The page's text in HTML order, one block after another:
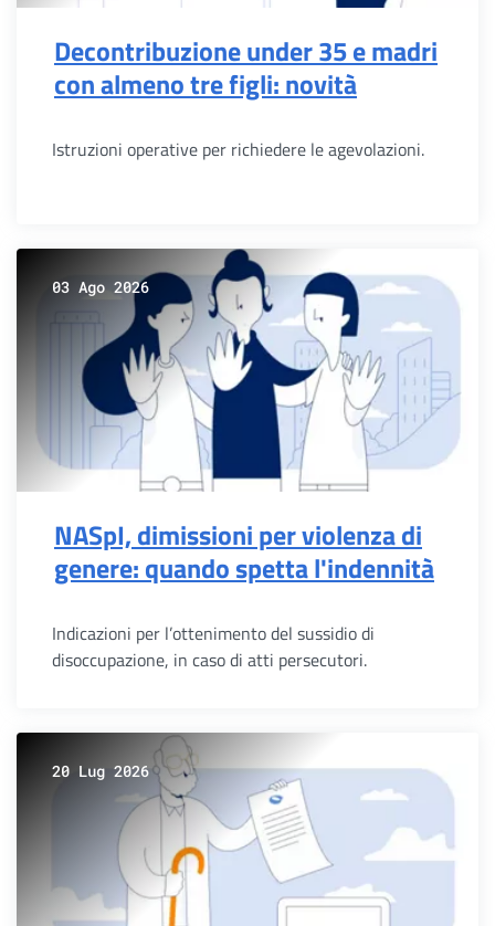
Decontribuzione under 35 e madri
con almeno tre figli: novità
Istruzioni operative per richiedere le agevolazioni.
03 Ago 2026
NASpI, dimissioni per violenza di
genere: quando spetta l'indennità
Indicazioni per l’ottenimento del sussidio di
disoccupazione, in caso di atti persecutori.
20 Lug 2026